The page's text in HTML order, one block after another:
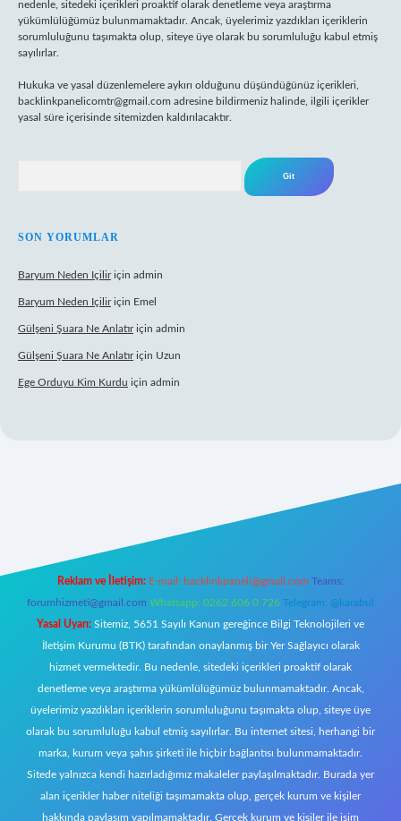
nedenle, sitedeki içerikleri proaktif olarak denetleme veya araştırma
yükümlülüğümüz bulunmamaktadır. Ancak, üyelerimiz yazdıkları içeriklerin
sorumluluğunu taşımakta olup, siteye üye olarak bu sorumluluğu kabul etmiş
sayılırlar.
Hukuka ve yasal düzenlemelere aykırı olduğunu düşündüğünüz içerikleri,
backlinkpanelicomtr@gmail.com adresine bildirmeniz halinde, ilgili içerikler
yasal süre içerisinde sitemizden kaldırılacaktır.
SON YORUMLAR
Baryum Neden Içiliriçin admin
Baryum Neden Içiliriçin Emel
Gülşeni Şuara Ne Anlatıriçin admin
Gülşeni Şuara Ne Anlatıriçin Uzun
Ege Orduyu Kim Kurdu için admin
Reklam ve İletişim: E-mail: backlinkpaneli@gmail.com Teams:
forumhizmeti@gmail.com Whatsapp: 0262 606 0 726 Telegram: @karabul
Yasal Uyarı: Sitemiz, 5651 Sayılı Kanun gereğince Bilgi Teknolojileri ve
İletişim Kurumu (BTK) tarafından onaylanmış bir Yer Sağlayıcı olarak
hizmet vermektedir. Bu nedenle, sitedeki içerikleri proaktif olarak
denetleme veya araştırma yükümlülüğümüz bulunmamaktadır. Ancak,
üyelerimiz yazdıkları içeriklerin sorumluluğunu taşımakta olup, siteye üye
olarak bu sorumluluğu kabul etmiş sayılırlar. Bu internet sitesi, herhangi bir
marka, kurum veya şahıs şirketi ile hiçbir bağlantısı bulunmamaktadır.
Sitede yalnızca kendi hazırladığımız makaleler paylaşılmaktadır. Burada yer
alan içerikler haber niteliği taşımamakta olup, gerçek kurum ve kişiler
hakkında paylaşım yapılmamaktadır. Gerçek kurum ve kişiler ile isim